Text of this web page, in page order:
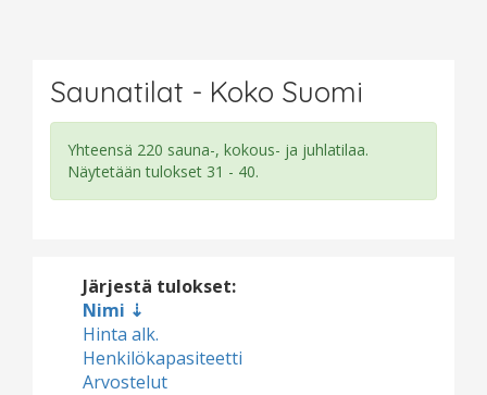
Saunatilat - Koko Suomi
Yhteensä 220 sauna-, kokous- ja juhlatilaa.
Näytetään tulokset 31 - 40.
Järjestä tulokset:
Nimi
Hinta alk.
Henkilökapasiteetti
Arvostelut